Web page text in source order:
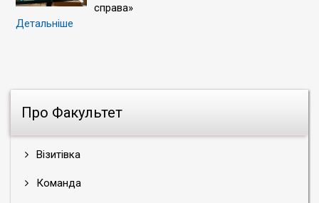
Про Факультет
Візитівка
Команда
справа»
Детальніше